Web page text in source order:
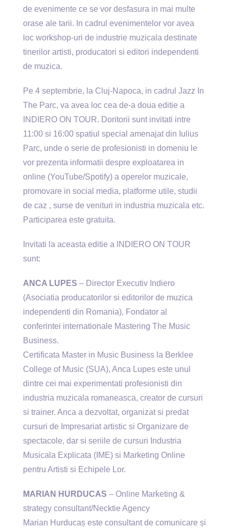
de evenimente ce se vor desfasura in mai multe
orase ale tarii. In cadrul evenimentelor vor avea
loc workshop-uri de industrie muzicala destinate
tinerilor artisti, producatori si editori independenti
de muzica.
Pe 4 septembrie, la Cluj-Napoca, in cadrul Jazz In
The Parc, va avea loc cea de-a doua editie a
INDIERO ON TOUR. Doritorii sunt invitati intre
11:00 si 16:00 spatiul special amenajat din Iulius
Parc, unde o serie de profesionisti in domeniu le
vor prezenta informatii despre exploatarea in
online (YouTube/Spotify) a operelor muzicale,
promovare in social media, platforme utile, studii
de caz , surse de venituri in industria muzicala etc.
Participarea este gratuita.
Invitati la aceasta editie a INDIERO ON TOUR
sunt:
ANCA LUPES – Director Executiv Indiero
(Asociatia producatorilor si editorilor de muzica
independenti din Romania), Fondator al
conferintei internationale Mastering The Music
Business.
Certificata Master in Music Business la Berklee
College of Music (SUA), Anca Lupes este unul
dintre cei mai experimentati profesionisti din
industria muzicala romaneasca, creator de cursuri
si trainer. Anca a dezvoltat, organizat si predat
cursuri de Impresariat artistic si Organizare de
spectacole, dar si seriile de cursuri Industria
Musicala Explicata (IME) si Marketing Online
pentru Artisti si Echipele Lor.
MARIAN HURDUCAS – Online Marketing &
strategy consultant/Necktie Agency
Marian Hurducaș este consultant de comunicare și